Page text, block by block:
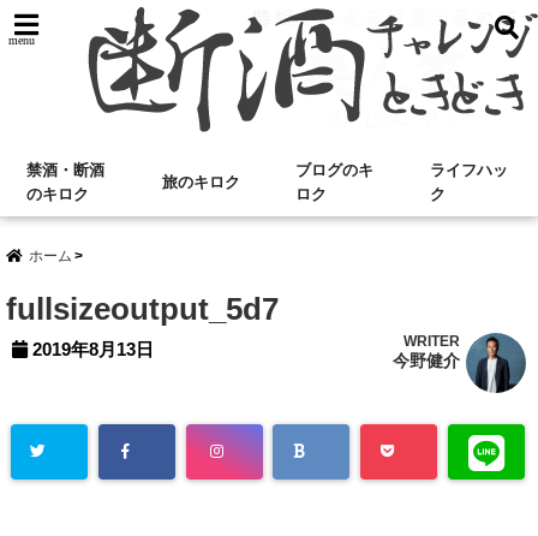
menu
禁酒・断酒
のキロク
旅のキロク
ブログのキ
ロク
ライフハッ
ク
ホーム
fullsizeoutput_5d7
2019年8月13日 WRITER
今野健介